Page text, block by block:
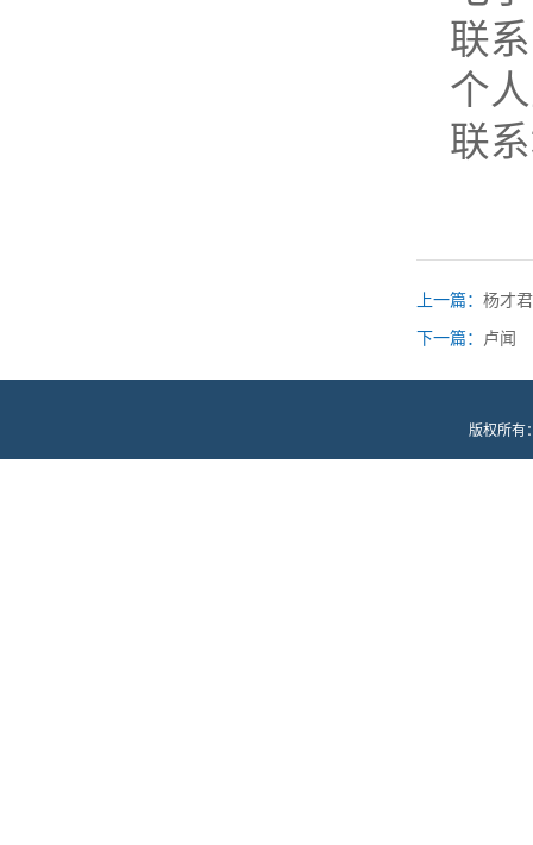
联
个
联
上一篇： 杨才君
下一篇： 卢闻
版权所有